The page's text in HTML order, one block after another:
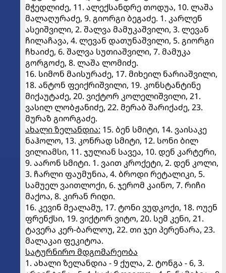
მჭედლიძე, 11. ალექსანდრე თოდუა, 10. ლაშა
მალაღურაძე, 9. გიორგი ბეგაძე. 1. კარლენ
ასეიშვილი, 2. შალვა მამუკაშვილი, 3. ლევან
ჩილაჩავა, 4. ლევან დათუნაშვილი, 5. გიორგი
ჩხაიძე, 6. შალვა სუთიაშვილი, 7. მამუკა
გორგოძე, 8. ლაშა ლომიძე.
16. სიმონ მაისურაძე, 17. მიხეილ ნარიაშვილი,
18. ანტონ ფეიქრიშვილი, 19. კონსტანტინე
მიქაუტაძე, 20. ვიქტორ კოლელიშვილი, 21.
ვასილ ლობჟანიძე, 22. მერაბ შარიქაძე, 23.
მურაზ გიორგაძე.
ახალი ზელანდია: 15. ბენ სმიტი, 14. ვაისაკე
ნაჰოლო, 13. კონრად სმიტი, 12. სონი ბილ
ვილიამსი, 11. ჯულიან სავეა, 10. დენ კარტერი,
9. აარონ სმიტი. 1. ვაით კროქეტი, 2. დენ კოლი,
3. ჩარლი ფაუმუნია, 4. ბროდი რეტალიკი, 5.
სამუელ ვაითლოქი, 6. ჯერომ კაინო, 7. რიჩი
მაქოა, 8. კირან რიდი.
16. კევინ მეალამუ, 17. ტონი ვუდკოქი, 18. ოუენ
ფრენქსი, 19. ვიქტორ ვიტო, 20. სემ კენი, 21.
ტავერა კერ-ბარლოუ, 22. თი ჯეი პერენარა, 23.
მალაკაი ფეკიტოა.
სატურნირო მდგომარეობა
1. ახალი ზელანდია - 9 ქულა, 2. ტონგა - 6, 3.